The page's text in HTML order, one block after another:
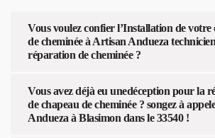
Vous voulez confier l’Installation de votre
de cheminée à Artisan Andueza
réparation de cheminée ?
Vous avez déjà eu unedéception pour la
de chapeau de cheminée ? songez à
Andueza à Blasimon dans le 33540 !